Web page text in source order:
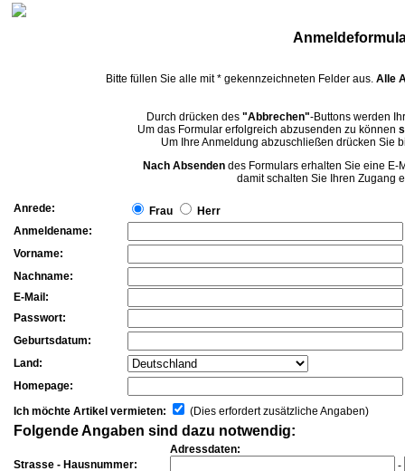
Bitte füllen Sie alle mit * gekennzeichneten Felder aus. Alle
Durch drücken des "Abbrechen"-Buttons werden
Um das Formular erfolgreich abzusenden zu können
Um Ihre Anmeldung abzuschließen drücken Sie
Nach Absendendes Formulars erhalten Sie eine E-
damit schalten Sie Ihren Zugang
Anrede: Frau
Herr
Anmeldename:
Vorname:
Nachname:
E-Mail:
Passwort:
Geburtsdatum:
Land:
Homepage:
Ich möchte Artikel vermieten:
(Dies erfordert zusätzliche Angaben)
Folgende Angaben sind dazu notwendig:
Adressdaten:
Strasse - Hausnummer:
-